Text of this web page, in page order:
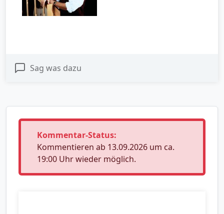
Sag was dazu
Kommentar-Status:
Kommentieren ab 13.09.2026 um ca.
19:00 Uhr wieder möglich.